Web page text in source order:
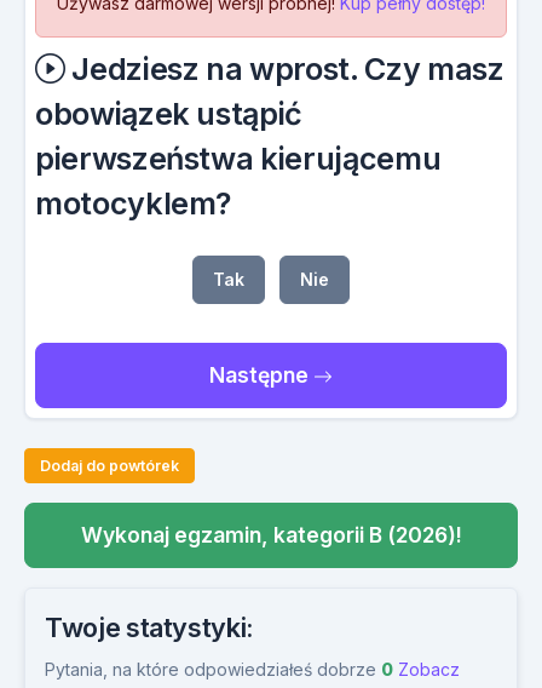
Jedziesz na wprost. Czy masz
obowiązek ustąpić
pierwszeństwa kierującemu
motocyklem?
Tak Nie
Następne
Dodaj do powtórek
Wykonaj egzamin, kategorii B (2026)!
Twoje statystyki:
Pytania, na które odpowiedziałeś dobrze 0 Zobacz